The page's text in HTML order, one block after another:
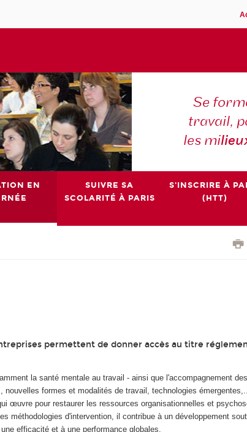
Se
travail,
les mi
EN
SUIVRE SA
SCOLARITÉ À PARIS
S'INSCRIRE À
(HTT)
permettent de donner accès au titre
la santé mentale au travail - ainsi que l'accompagnement des
formes et modalités de travail, technologies
œuvre pour restaurer les ressources organisationnelles et
méthodologies d'intervention, il contribue à un développement
efficacité et à une performance globales.